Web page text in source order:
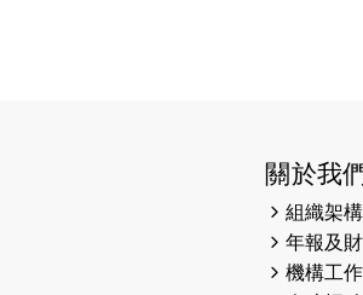
關於我
組織架構
年報及
機構工作